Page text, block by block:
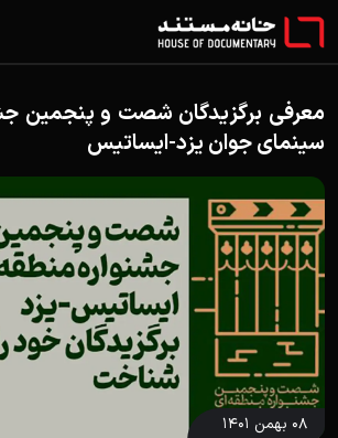
معرفی برگزیدگان شصت و پنجمین
سینمای جوان یزد-ایساتیس
۰۸ بهمن ۱۴۰۱